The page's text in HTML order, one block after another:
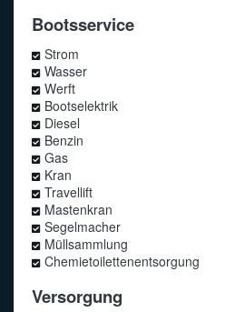
Bootsservice
Strom
Wasser
Werft
Bootselektrik
Diesel
Benzin
Gas
Kran
Travellift
Mastenkran
Segelmacher
Müllsammlung
Chemietoilettenentsorgung
Versorgung